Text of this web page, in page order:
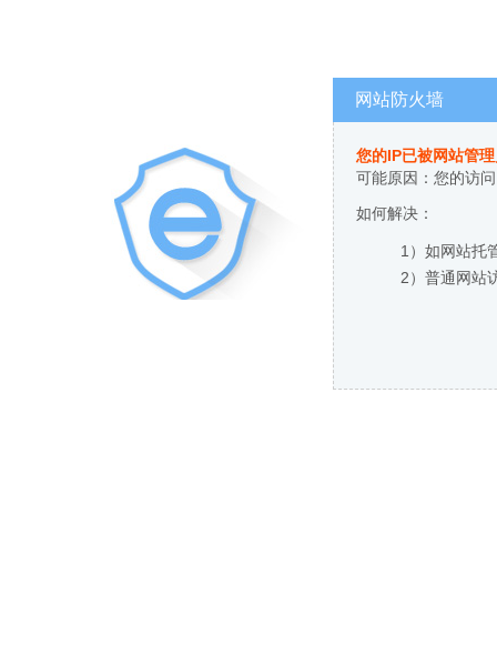
网站防火墙
您的IP已被网站管
可能原因：您的访
如何解决：
1）如网站托
2）普通网站